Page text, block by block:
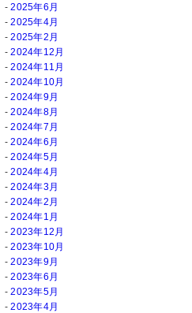
2025年6月
2025年4月
2025年2月
2024年12月
2024年11月
2024年10月
2024年9月
2024年8月
2024年7月
2024年6月
2024年5月
2024年4月
2024年3月
2024年2月
2024年1月
2023年12月
2023年10月
2023年9月
2023年6月
2023年5月
2023年4月